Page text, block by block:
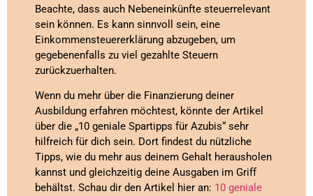
Beachte, dass auch Nebeneinkünfte steuerrelevant
sein können. Es kann sinnvoll sein, eine
Einkommensteuererklärung abzugeben, um
gegebenenfalls zu viel gezahlte Steuern
zurückzuerhalten.
Wenn du mehr über die Finanzierung deiner
Ausbildung erfahren möchtest, könnte der Artikel
über die „10 geniale Spartipps für Azubis“ sehr
hilfreich für dich sein. Dort findest du nützliche
Tipps, wie du mehr aus deinem Gehalt herausholen
kannst und gleichzeitig deine Ausgaben im Griff
behältst. Schau dir den Artikel hier an: 10 geniale